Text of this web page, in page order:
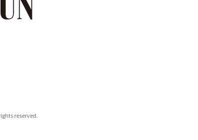
reserved.